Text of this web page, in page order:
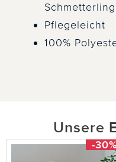
Pflegeleicht
100%
Unsere
-30%